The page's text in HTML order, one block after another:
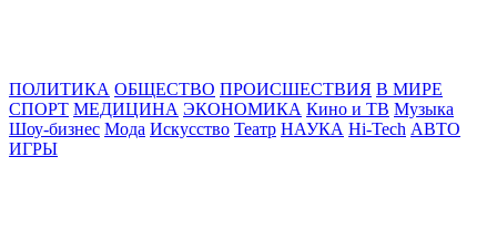
ПОЛИТИКА ОБЩЕСТВО ПРОИСШЕСТВИЯ В МИРЕ
СПОРТ МЕДИЦИНА ЭКОНОМИКА Кино и ТВ Музыка
Шоу-бизнес Мода Искусство Театр НАУКА Hi-Tech АВТО
ИГРЫ